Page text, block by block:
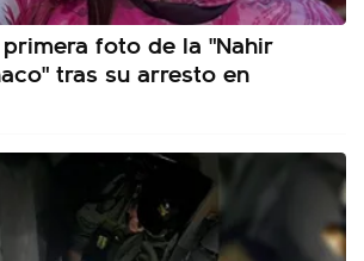
foto de la "Nahir
tras su arresto en